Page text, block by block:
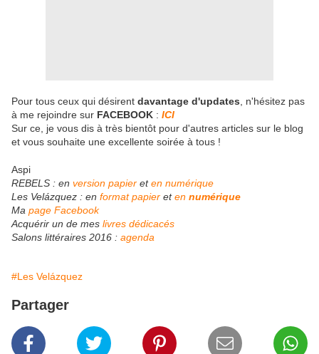
Pour tous ceux qui désirent davantage d'updates , n'hésitez pas
à me rejoindre sur FACEBOOK : ICI
Sur ce, je vous dis à très bientôt pour d'autres articles sur le blog
et vous souhaite une excellente soirée à tous !
Aspi
REBELS : en version papier eten numérique
Les Velázquez : en format papier eten numérique
Ma page Facebook
Acquérir un de mes livres dédicacés
Salons littéraires 2016 : agenda
#Les Velázquez
Partager